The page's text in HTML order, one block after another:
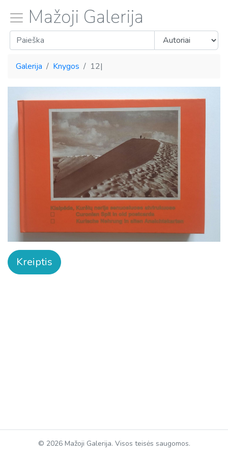
Mažoji Galerija
Galerija Knygos 12|
Kreiptis
© 2026 Mažoji Galerija. Visos teisės saugomos.